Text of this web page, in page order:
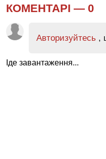
КОМЕНТАРІ — 0
Авторизуйтесь ,
Іде завантаження...